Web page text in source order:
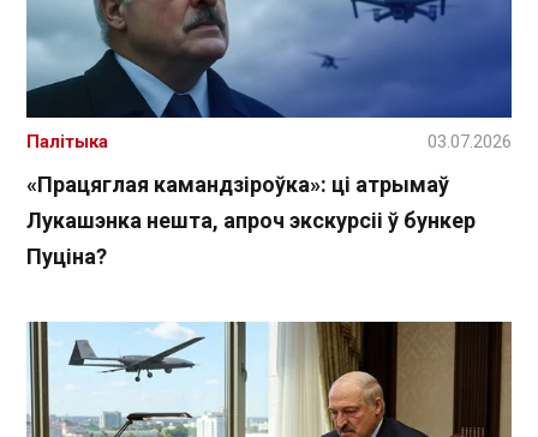
«Працяглая камандзіроўка»: ці атрымаў
Лукашэнка нешта, апроч экскурсіі ў бункер
Пуціна?
Палітыка 03.07.2026